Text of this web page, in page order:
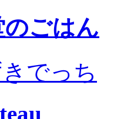
ごはん
でっち